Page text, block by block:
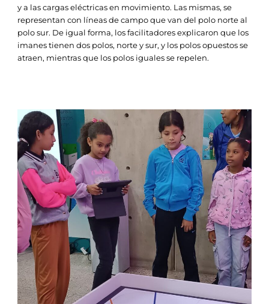
y a las cargas eléctricas en movimiento. Las mismas, se
representan con líneas de campo que van del polo norte al
polo sur. De igual forma, los facilitadores explicaron que los
imanes tienen dos polos, norte y sur, y los polos opuestos se
atraen, mientras que los polos iguales se repelen.